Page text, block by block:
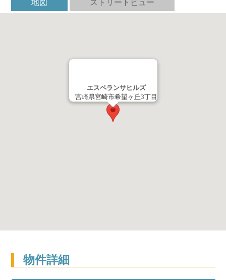
地図 ストリートビュー
エスペランサヒルズ
宮崎県宮崎市希望ヶ丘3丁目
物件詳細